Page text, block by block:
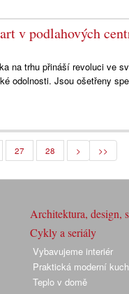
v podlahových
na trhu přináší revoluci ve
odolnosti. Jsou ošetřeny
27 28 > >>
Architektura, design,
Cykly a seriály
Vybavujeme interiér
Praktická moderní
Teplo v domě